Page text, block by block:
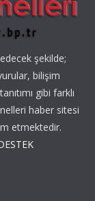
şekilde;
bilişim
gibi farklı
haber sitesi
etmektedir.